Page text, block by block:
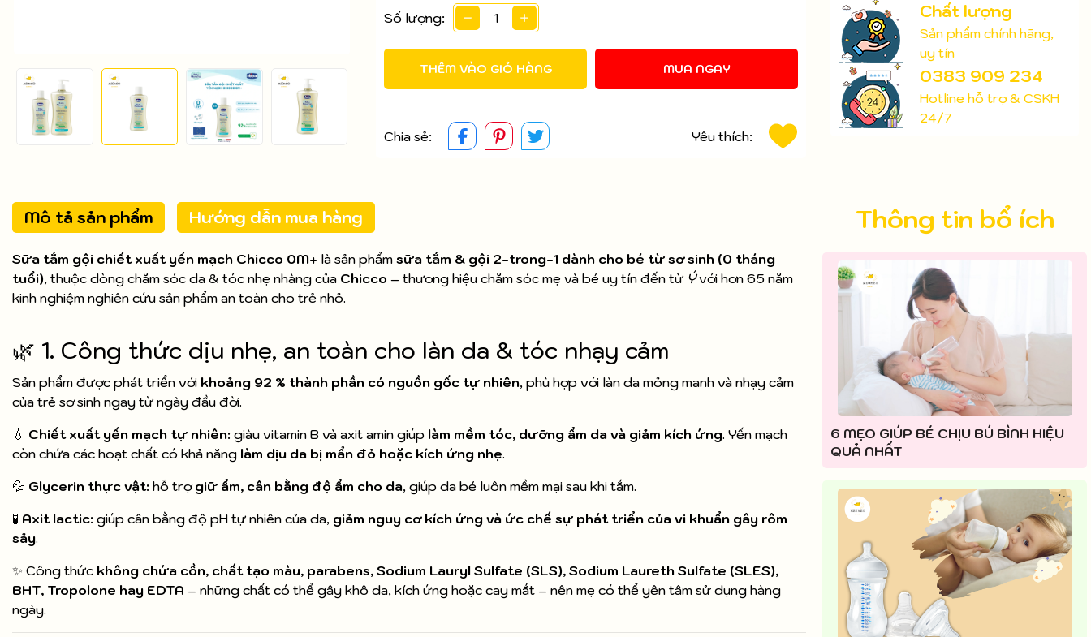
Số lượng:
THÊM VÀO GIỎ HÀNG MUA NGAY
Chia sẻ: Yêu thích:
Chất lượng
Sản phẩm chính hãng,
uy tín
0383 909 234
Hotline hỗ trợ & CSKH
24/7
Mô tả sản phẩm Hướng dẫn mua hàng
Sữa tắm gội chiết xuất yến mạch Chicco 0M+ là sản phẩm sữa tắm & gội 2-trong-1 dành cho bé từ sơ sinh (0 tháng
tuổi), thuộc dòng chăm sóc da & tóc nhẹ nhàng của Chicco – thương hiệu chăm sóc mẹ và bé uy tín đến từ Ývới hơn 65 năm
kinh nghiệm nghiên cứu sản phẩm an toàn cho trẻ nhỏ.
🌿 1. Công thức dịu nhẹ, an toàn cho làn da & tóc nhạy cảm
Sản phẩm được phát triển với khoảng 92 % thành phần có nguồn gốc tự nhiên, phù hợp với làn da mỏng manh và nhạy cảm
của trẻ sơ sinh ngay từ ngày đầu đời.
💧 Chiết xuất yến mạch tự nhiên: giàu vitamin B và axit amin giúp làm mềm tóc, dưỡng ẩm da và giảm kích ứng. Yến mạch
còn chứa các hoạt chất có khả năng làm dịu da bị mẩn đỏ hoặc kích ứng nhẹ.
💦 Glycerin thực vật: hỗ trợgiữ ẩm, cân bằng độ ẩm cho da, giúp da bé luôn mềm mại sau khi tắm.
🧪 Axit lactic: giúp cân bằng độ pH tự nhiên của da, giảm nguy cơ kích ứng và ức chế sự phát triển của vi khuẩn gây rôm
sảy.
✨ Công thức không chứa cồn, chất tạo màu, parabens, Sodium Lauryl Sulfate (SLS), Sodium Laureth Sulfate (SLES),
BHT, Tropolone hay EDTA – những chất có thể gây khô da, kích ứng hoặc cay mắt – nên mẹ có thể yên tâm sử dụng hàng
ngày.
Thông tin bổ ích
6 MẸO GIÚP BÉ CHỊU BÚ BÌNH HIỆU
QUẢ NHẤT